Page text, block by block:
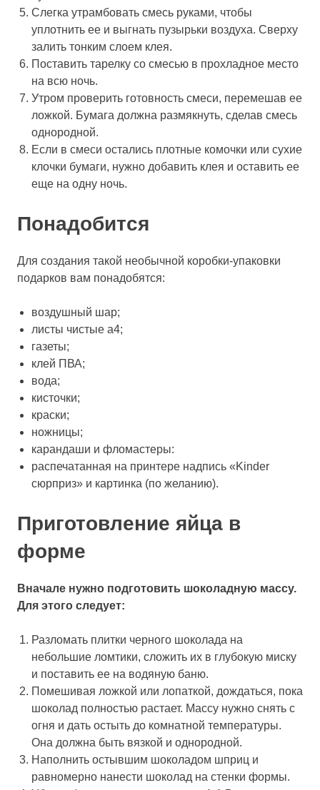
Слегка утрамбовать смесь руками, чтобы
уплотнить ее и выгнать пузырьки воздуха. Сверху
залить тонким слоем клея.
Поставить тарелку со смесью в прохладное место
на всю ночь.
Утром проверить готовность смеси, перемешав ее
ложкой. Бумага должна размякнуть, сделав смесь
однородной.
Если в смеси остались плотные комочки или сухие
клочки бумаги, нужно добавить клея и оставить ее
еще на одну ночь.
Понадобится
Для создания такой необычной коробки-упаковки
подарков вам понадобятся:
воздушный шар;
листы чистые а4;
газеты;
клей ПВА;
вода;
кисточки;
краски;
ножницы;
карандаши и фломастеры:
распечатанная на принтере надпись «Kinder
сюрприз» и картинка (по желанию).
Приготовление яйца в
форме
Вначале нужно подготовить шоколадную массу.
Для этого следует:
Разломать плитки черного шоколада на
небольшие ломтики, сложить их в глубокую миску
и поставить ее на водяную баню.
Помешивая ложкой или лопаткой, дождаться, пока
шоколад полностью растает. Массу нужно снять с
огня и дать остыть до комнатной температуры.
Она должна быть вязкой и однородной.
Наполнить остывшим шоколадом шприц и
равномерно нанести шоколад на стенки формы.